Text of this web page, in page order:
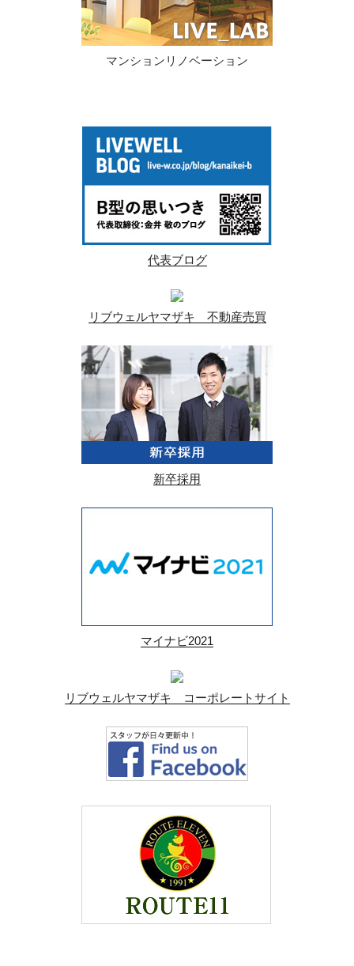
マンションリノベーション
代表ブログ
リブウェルヤマザキ 不動産売買
新卒採用
マイナビ2021
リブウェルヤマザキ コーポレートサイト